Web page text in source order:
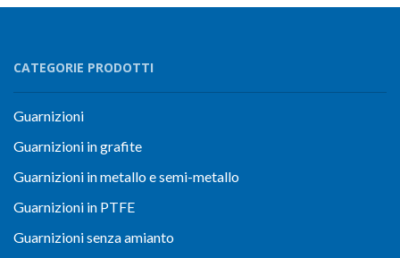
CATEGORIE PRODOTTI
Guarnizioni
Guarnizioni in grafite
Guarnizioni in metallo e semi-metallo
Guarnizioni in PTFE
Guarnizioni senza amianto